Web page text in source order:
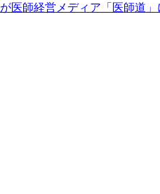
医師経営メディア「医師道